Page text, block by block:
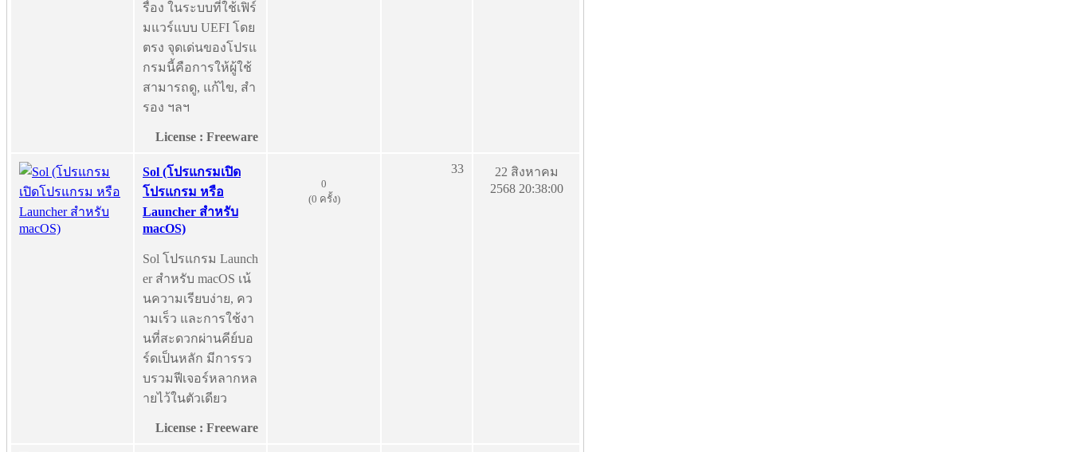
รื่อง ในระบบที่ใช้เฟิร์
มแวร์แบบ UEFI โดย
ตรง จุดเด่นของโปรแ
กรมนี้คือการให้ผู้ใช้
สามารถดู, แก้ไข, สำ
รอง ฯลฯ
License : Freeware
Sol (โปรแกรมเปิด
โปรแกรม หรือ
Launcher สำหรับ
macOS)
Sol โปรแกรม Launch
er สำหรับ macOS เน้
นความเรียบง่าย, คว
ามเร็ว และการใช้งา
นที่สะดวกผ่านคีย์บอ
ร์ดเป็นหลัก มีการรว
บรวมฟีเจอร์หลากหล
ายไว้ในตัวเดียว
License : Freeware
0
(0 ครั้ง)
33
22 สิงหาคม
2568 20:38:00